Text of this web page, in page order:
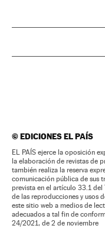
©EDICIONES EL PAÍS
EL PAÍS ejerce la oposición
la elaboración de revistas de
también realiza la reserva
comunicación pública de sus
prevista en el artículo 33.1 del
de las reproducciones y usos
este sitio web a medios de
adecuados a tal fin de
24/2021, de 2 de noviembre